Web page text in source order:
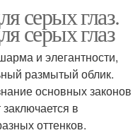
Мастер причесок и
макияжа
серых глаз.
серых глаз
и элегантности,
размытый облик.
основных законов
в
оттенков.